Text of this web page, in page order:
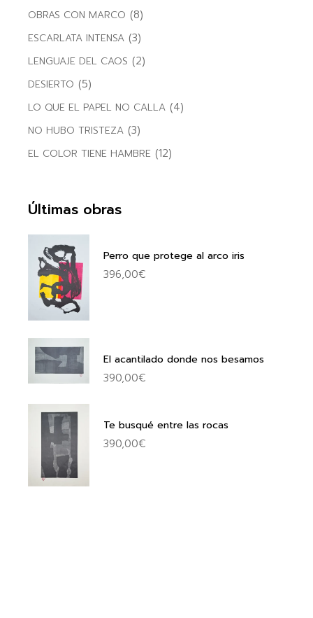
OBRAS CON MARCO (8)
ESCARLATA INTENSA (3)
LENGUAJE DEL CAOS (2)
DESIERTO (5)
LO QUE EL PAPEL NO CALLA (4)
NO HUBO TRISTEZA (3)
EL COLOR TIENE HAMBRE (12)
Últimas obras
Perro que protege al arco iris
396,00€
El acantilado donde nos besamos
390,00€
Te busqué entre las rocas
390,00€